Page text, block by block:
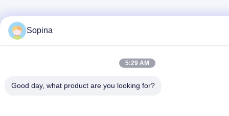
Sopina
5:29 AM
Good day, what product are you looking for?